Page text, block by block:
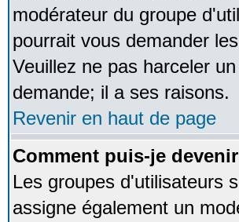
modérateur du groupe
pourrait vous demander
Veuillez ne pas harceler
demande; il a ses raisons.
Revenir en haut de page
Comment puis-je
Les groupes d'utilisateurs
assigne également un